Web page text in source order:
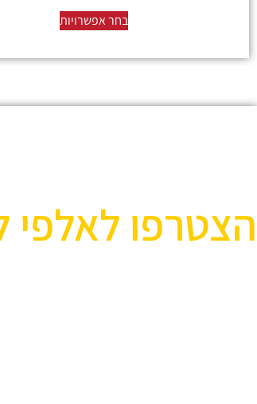
בחר אפשרויות
הצטרפו לאלפי